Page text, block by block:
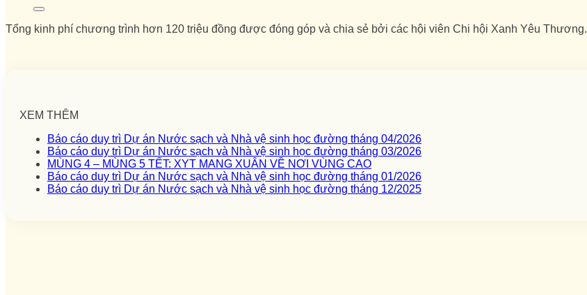
Tổng kinh phí chương trình hơn 120 triệu đồng được đóng góp và chia sẻ bởi các hội viên Chi hội Xanh Yêu Thương.
XEM THÊM
Báo cáo duy trì Dự án Nước sạch và Nhà vệ sinh học đường tháng 04/2026
Báo cáo duy trì Dự án Nước sạch và Nhà vệ sinh học đường tháng 03/2026
MÙNG 4 – MÙNG 5 TẾT: XYT MANG XUÂN VỀ NƠI VÙNG CAO
Báo cáo duy trì Dự án Nước sạch và Nhà vệ sinh học đường tháng 01/2026
Báo cáo duy trì Dự án Nước sạch và Nhà vệ sinh học đường tháng 12/2025